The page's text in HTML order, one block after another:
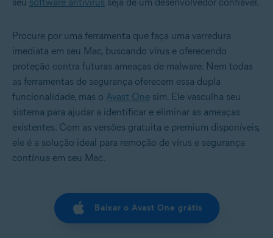
Procure por uma ferramenta que faça uma varredura
imediata em seu Mac, buscando vírus e oferecendo
proteção contra futuras ameaças de malware. Nem todas
as ferramentas de segurança oferecem essa dupla
funcionalidade, mas o Avast One sim. Ele vasculha seu
sistema para ajudar a identificar e eliminar as ameaças
existentes. Com as versões gratuita e premium disponíveis,
ele é a solução ideal para remoção de vírus e segurança
contínua em seu Mac.
Baixar o Avast One grátis